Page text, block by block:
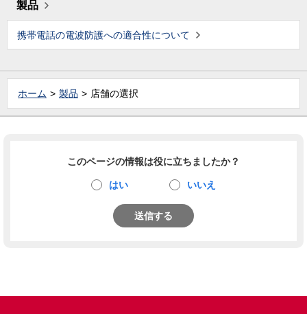
製品
携帯電話の電波防護への適合性について
ホーム 製品 店舗の選択
このページの情報は役に立ちましたか？
はい いいえ
送信する